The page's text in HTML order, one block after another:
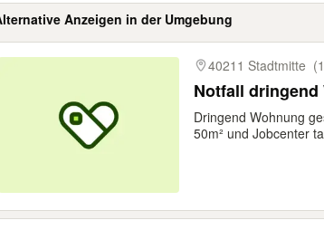
Anzeigen in der Umgebung
40211 Stadtmitte
Notfall dringend
Dringend Wohnung
50m² und Jobcenter